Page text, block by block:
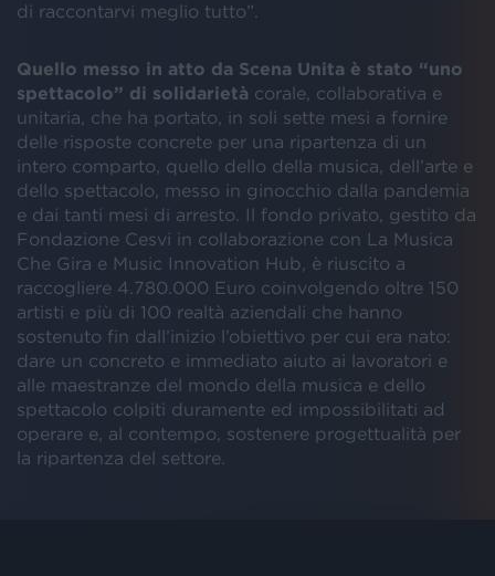
di raccontarvi meglio tutto”.
Quello messo in atto da Scena Unita è stato “uno
spettacolo” di solidarietà corale, collaborativa e
unitaria, che ha portato, in soli sette mesi a fornire
delle risposte concrete per una ripartenza di un
intero comparto, quello dello della musica, dell’arte e
dello spettacolo, messo in ginocchio dalla pandemia
e dai tanti mesi di arresto. Il fondo privato, gestito da
Fondazione Cesvi in collaborazione con La Musica
Che Gira e Music Innovation Hub, è riuscito a
raccogliere 4.780.000 Euro coinvolgendo oltre 150
artisti e più di 100 realtà aziendali che hanno
sostenuto fin dall’inizio l’obiettivo per cui era nato:
dare un concreto e immediato aiuto ai lavoratori e
alle maestranze del mondo della musica e dello
spettacolo colpiti duramente ed impossibilitati ad
operare e, al contempo, sostenere progettualità per
la ripartenza del settore.